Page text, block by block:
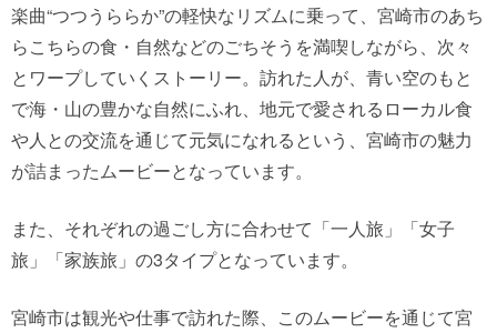
楽曲“つつうららか”の軽快なリズムに乗って、宮崎市のあち
らこちらの食・自然などのごちそうを満喫しながら、次々
とワープしていくストーリー。訪れた人が、青い空のもと
で海・山の豊かな自然にふれ、地元で愛されるローカル食
や人との交流を通じて元気になれるという、宮崎市の魅力
が詰まったムービーとなっています。
また、それぞれの過ごし方に合わせて「一人旅」「女子
旅」「家族旅」の3タイプとなっています。
宮崎市は観光や仕事で訪れた際、このムービーを通じて宮